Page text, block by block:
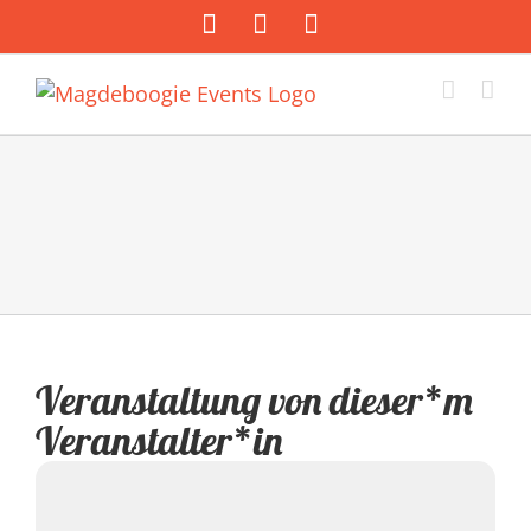
Inhalt
springen
FacebookInstagram
Mail
Veranstaltung von dieser*m
Veranstalter*in